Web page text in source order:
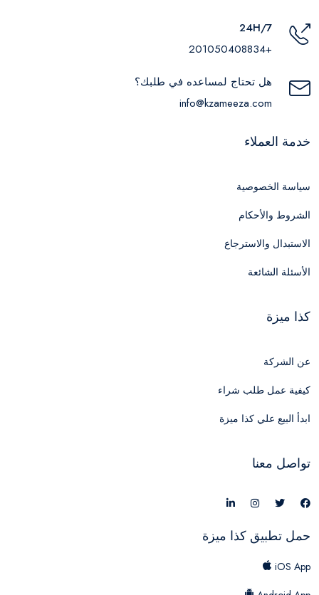
24H/7
+201050408834
هل تحتاج لمساعده في طلبك؟
info@kzameeza.com
خدمة العملاء
سياسة الخصوصية
الشروط والأحكام
الاستبدال والاسترجاع
الأسئلة الشائعة
كذا ميزة
عن الشركة
كيفية عمل طلب شراء
ابدأ البيع علي كذا ميزة
تواصل معنا
حمل تطبيق كذا ميزة
iOS App